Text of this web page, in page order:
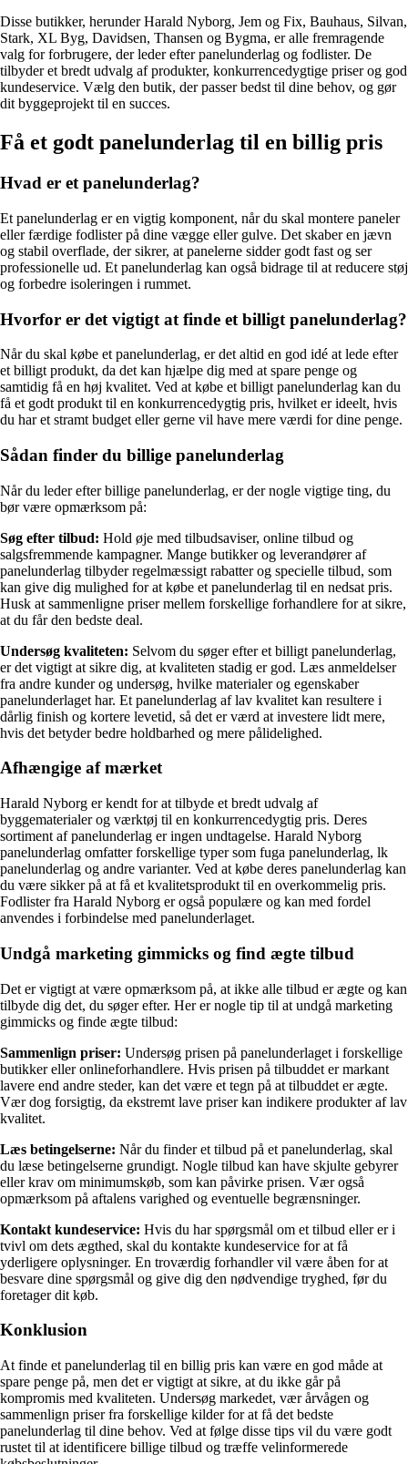
Disse butikker, herunder Harald Nyborg, Jem og Fix, Bauhaus, Silvan,
Stark, XL Byg, Davidsen, Thansen og Bygma, er alle fremragende
valg for forbrugere, der leder efter panelunderlag og fodlister. De
tilbyder et bredt udvalg af produkter, konkurrencedygtige priser og god
kundeservice. Vælg den butik, der passer bedst til dine behov, og gør
dit byggeprojekt til en succes.
Få et godt panelunderlag til en billig pris
Hvad er et panelunderlag?
Et panelunderlag er en vigtig komponent, når du skal montere paneler
eller færdige fodlister på dine vægge eller gulve. Det skaber en jævn
og stabil overflade, der sikrer, at panelerne sidder godt fast og ser
professionelle ud. Et panelunderlag kan også bidrage til at reducere støj
og forbedre isoleringen i rummet.
Hvorfor er det vigtigt at finde et billigt panelunderlag?
Når du skal købe et panelunderlag, er det altid en god idé at lede efter
et billigt produkt, da det kan hjælpe dig med at spare penge og
samtidig få en høj kvalitet. Ved at købe et billigt panelunderlag kan du
få et godt produkt til en konkurrencedygtig pris, hvilket er ideelt, hvis
du har et stramt budget eller gerne vil have mere værdi for dine penge.
Sådan finder du billige panelunderlag
Når du leder efter billige panelunderlag, er der nogle vigtige ting, du
bør være opmærksom på:
Søg efter tilbud: Hold øje med tilbudsaviser, online tilbud og
salgsfremmende kampagner. Mange butikker og leverandører af
panelunderlag tilbyder regelmæssigt rabatter og specielle tilbud, som
kan give dig mulighed for at købe et panelunderlag til en nedsat pris.
Husk at sammenligne priser mellem forskellige forhandlere for at sikre,
at du får den bedste deal.
Undersøg kvaliteten: Selvom du søger efter et billigt panelunderlag,
er det vigtigt at sikre dig, at kvaliteten stadig er god. Læs anmeldelser
fra andre kunder og undersøg, hvilke materialer og egenskaber
panelunderlaget har. Et panelunderlag af lav kvalitet kan resultere i
dårlig finish og kortere levetid, så det er værd at investere lidt mere,
hvis det betyder bedre holdbarhed og mere pålidelighed.
Afhængige af mærket
Harald Nyborg er kendt for at tilbyde et bredt udvalg af
byggematerialer og værktøj til en konkurrencedygtig pris. Deres
sortiment af panelunderlag er ingen undtagelse. Harald Nyborg
panelunderlag omfatter forskellige typer som fuga panelunderlag, lk
panelunderlag og andre varianter. Ved at købe deres panelunderlag kan
du være sikker på at få et kvalitetsprodukt til en overkommelig pris.
Fodlister fra Harald Nyborg er også populære og kan med fordel
anvendes i forbindelse med panelunderlaget.
Undgå marketing gimmicks og find ægte tilbud
Det er vigtigt at være opmærksom på, at ikke alle tilbud er ægte og kan
tilbyde dig det, du søger efter. Her er nogle tip til at undgå marketing
gimmicks og finde ægte tilbud:
Sammenlign priser: Undersøg prisen på panelunderlaget i forskellige
butikker eller onlineforhandlere. Hvis prisen på tilbuddet er markant
lavere end andre steder, kan det være et tegn på at tilbuddet er ægte.
Vær dog forsigtig, da ekstremt lave priser kan indikere produkter af lav
kvalitet.
Læs betingelserne: Når du finder et tilbud på et panelunderlag, skal
du læse betingelserne grundigt. Nogle tilbud kan have skjulte gebyrer
eller krav om minimumskøb, som kan påvirke prisen. Vær også
opmærksom på aftalens varighed og eventuelle begrænsninger.
Kontakt kundeservice: Hvis du har spørgsmål om et tilbud eller er i
tvivl om dets ægthed, skal du kontakte kundeservice for at få
yderligere oplysninger. En troværdig forhandler vil være åben for at
besvare dine spørgsmål og give dig den nødvendige tryghed, før du
foretager dit køb.
Konklusion
At finde et panelunderlag til en billig pris kan være en god måde at
spare penge på, men det er vigtigt at sikre, at du ikke går på
kompromis med kvaliteten. Undersøg markedet, vær årvågen og
sammenlign priser fra forskellige kilder for at få det bedste
panelunderlag til dine behov. Ved at følge disse tips vil du være godt
rustet til at identificere billige tilbud og træffe velinformerede